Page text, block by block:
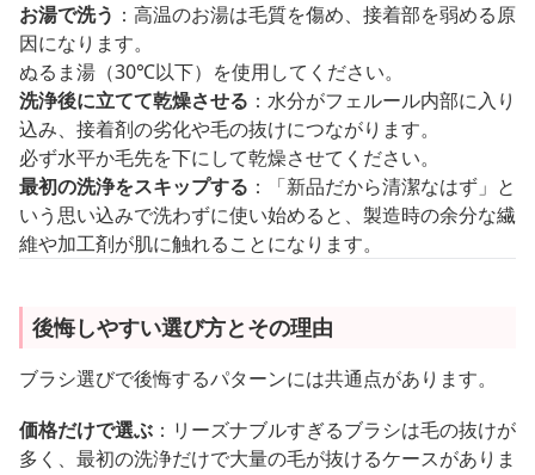
お湯で洗う ：高温のお湯は毛質を傷め、接着部を弱める原
因になります。
ぬるま湯（30℃以下）を使用してください。
洗浄後に立てて乾燥させる ：水分がフェルール内部に入り
込み、接着剤の劣化や毛の抜けにつながります。
必ず水平か毛先を下にして乾燥させてください。
最初の洗浄をスキップする ：「新品だから清潔なはず」と
いう思い込みで洗わずに使い始めると、製造時の余分な繊
維や加工剤が肌に触れることになります。
後悔しやすい選び方とその理由
ブラシ選びで後悔するパターンには共通点があります。
価格だけで選ぶ ：リーズナブルすぎるブラシは毛の抜けが
多く、最初の洗浄だけで大量の毛が抜けるケースがありま